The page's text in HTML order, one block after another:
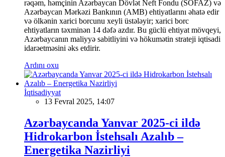
rəqəm, həmçinin Azərbaycan Dövlət Neft Fondu (SOFAZ) və
Azərbaycan Mərkəzi Bankının (AMB) ehtiyatlarını əhatə edir
və ölkənin xarici borcunu xeyli üstələyir; xarici borc
ehtiyatların təxminən 14 dəfə azdır. Bu güclü ehtiyat mövqeyi,
Azərbaycanın maliyyə sabitliyini və hökumətin strateji iqtisadi
idarəetməsini əks etdirir.
Ardını oxu
İqtisadiyyat
13 Fevral 2025, 14:07
Azərbaycanda Yanvar 2025-ci ildə
Hidrokarbon İstehsalı Azalıb –
Energetika Nazirliyi